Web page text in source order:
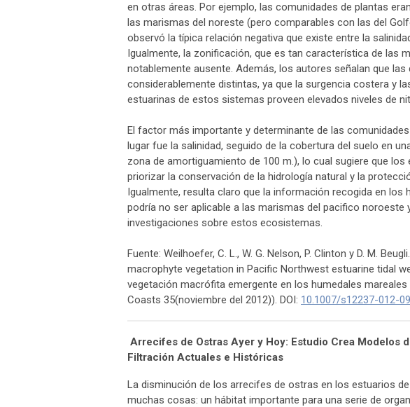
en otras áreas. Por ejemplo, las comunidades de plantas
las marismas del noreste (pero comparables con las del
observó la típica relación negativa que existe entre la
Igualmente, la zonificación, que es tan característica de las
notablemente ausente. Además, los autores señalan que
considerablemente distintas, ya que la surgencia costera y
estuarinas de estos sistemas proveen elevados niveles de
El factor más importante y determinante de las
lugar fue la salinidad, seguido de la cobertura del suelo en
zona de amortiguamiento de 100 m.), lo cual sugiere que
priorizar la conservación de la hidrología natural y la
Igualmente, resulta claro que la información recogida en
podría no ser aplicable a las marismas del pacifico
investigaciones sobre estos ecosistemas.
Fuente: Weilhoefer, C. L., W. G. Nelson, P. Clinton y D. M.
macrophyte vegetation in Pacific Northwest estuarine tidal
vegetación macrófita emergente en los humedales
Coasts 35(noviembre del 2012)). DOI: 10.1007/s12237-012-
Arrecifes de Ostras Ayer y Hoy: Estudio Crea Modelos
Filtración Actuales e Históricas
La disminución de los arrecifes de ostras en los estuarios
muchas cosas: un hábitat importante para una serie de